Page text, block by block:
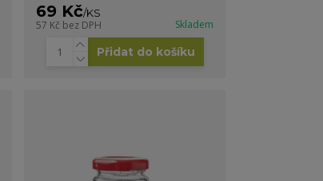
69 Kč/KS
57 Kč bez DPH Skladem
Přidat do košíku